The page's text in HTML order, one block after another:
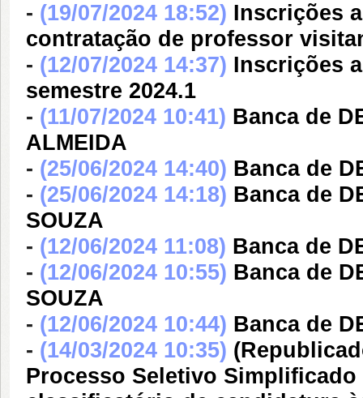
- (19/07/2024 18:52) Inscrições
contratação de professor
- (12/07/2024 14:37) Inscrições
semestre 2024.1
- (11/07/2024 10:41) Banca de
ALMEIDA
- (25/06/2024 14:40) Banca de
- (25/06/2024 14:18) Banca de
SOUZA
- (12/06/2024 11:08) Banca de
- (12/06/2024 10:55) Banca de
SOUZA
- (12/06/2024 10:44) Banca de
- (14/03/2024 10:35)
Processo Seletivo